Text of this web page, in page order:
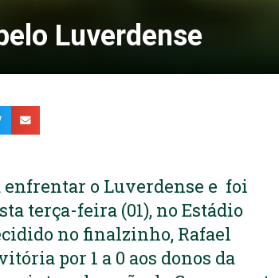
Luverdense
enfrentar o Luverdense e foi
terça-feira (01), no Estádio
no finalzinho, Rafael
por 1 a 0 aos donos da